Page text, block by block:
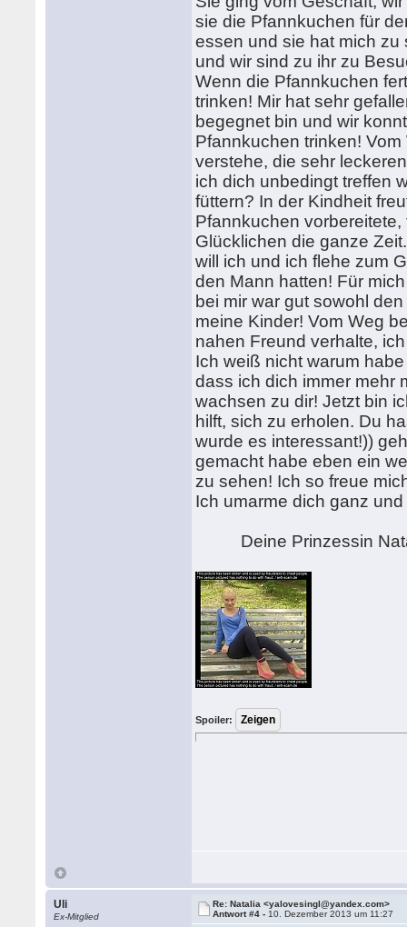
sie die Pfannkuchen für
essen und sie hat mich
und wir sind zu ihr zu
Wenn die Pfannkuchen
trinken! Mir hat sehr
begegnet bin und wir
Pfannkuchen trinken!
verstehe, die sehr
ich dich unbedingt treffen
füttern? In der Kindheit
Pfannkuchen
Glücklichen die ganze
will ich und ich flehe zum
den Mann hatten! Für
bei mir war gut sowohl
meine Kinder! Vom Weg
nahen Freund verhalte,
Ich weiß nicht warum
dass ich dich immer mehr
wachsen zu dir! Jetzt bin
hilft, sich zu erholen. Du
wurde es interessant!))
gemacht habe eben ein
zu sehen! Ich so freue
Ich umarme dich ganz
Deine Prinzessin
Spoiler:
Uli
Ex-Mitglied
Re: Natalia <yalovesingl@yandex.com>
Antwort #4 - 10. Dezember 2013 um 11:27